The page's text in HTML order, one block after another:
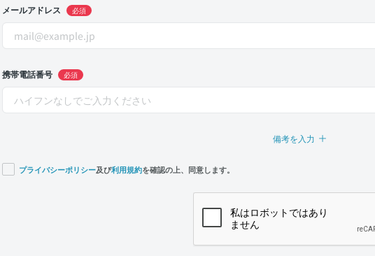
メールアドレス 必須
携帯電話番号 必須
備考を入力
プライバシーポリシー及び利用規約を確認の上、同意します。